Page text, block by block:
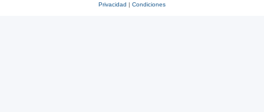
Privacidad | Condiciones